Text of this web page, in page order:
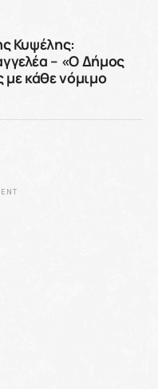
Κυψέλης:
– «Ο Δήμος
με κάθε νόμιμο